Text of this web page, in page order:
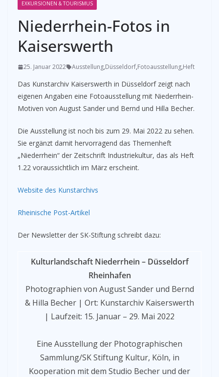
EXKURSIONEN & TOURISMUS
Niederrhein-Fotos in
Kaiserswerth
25. Januar 2022 Ausstellung,Düsseldorf,Fotoausstellung,Heft
Das Kunstarchiv Kaiserswerth in Düsseldorf zeigt nach
eigenen Angaben eine Fotoausstellung mit Niederrhein-
Motiven von August Sander und Bernd und Hilla Becher.
Die Ausstellung ist noch bis zum 29. Mai 2022 zu sehen.
Sie ergänzt damit hervorragend das Themenheft
„Niederrhein“ der Zeitschrift Industriekultur, das als Heft
1.22 voraussichtlich im März erscheint.
Website des Kunstarchivs
Rheinische Post-Artikel
Der Newsletter der SK-Stiftung schreibt dazu:
Kulturlandschaft Niederrhein – Düsseldorf
Rheinhafen
Photographien von August Sander und Bernd
& Hilla Becher | Ort: Kunstarchiv Kaiserswerth
| Laufzeit: 15. Januar – 29. Mai 2022
Eine Ausstellung der Photographischen
Sammlung/SK Stiftung Kultur, Köln, in
Kooperation mit dem Studio Becher und der